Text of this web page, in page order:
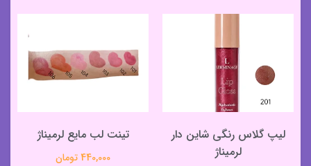
لیپ گلاس رنگی شاین دار
لرمیناژ
تینت لب مایع لرمیناژ
440,000 تومان